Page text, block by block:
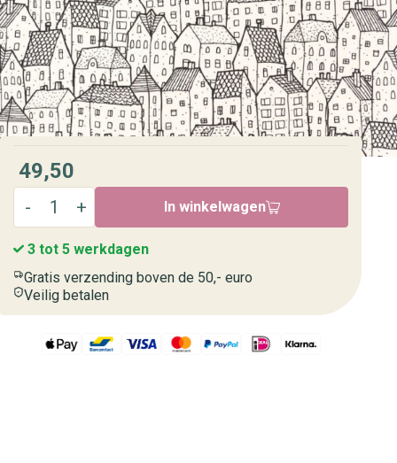
49,50
In winkelwagen
3 tot 5 werkdagen
Gratis verzending boven de 50,- euro
Veilig betalen